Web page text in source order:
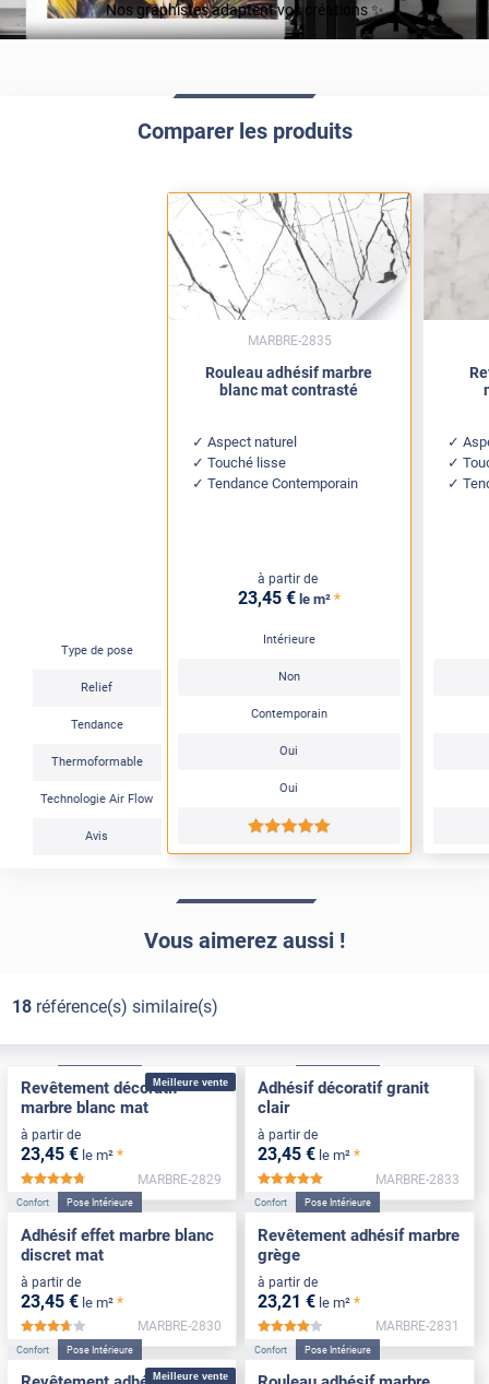
Nos graphistes adaptent vos créations ✨
Comparer les produits
Type de pose
Relief
Tendance
Thermoformable
Technologie Air Flow
Avis
Rouleau adhésif marbre
blanc mat contrasté
Aspect naturel
Touché lisse
Tendance Contemporain
à partir de
23,45 € le m² *
Intérieure
Non
Contemporain
Oui
Oui
*****
MARBRE-2835
Vous aimerez aussi !
18référence(s) similaire(s)
Meilleure vente
Revêtement décoratif
marbre blanc mat
à partir de
23,45 € le m² *
*****
MARBRE-2829
Adhésif décoratif granit
clair
à partir de
23,45 € le m² *
MARBRE-2833
Confort Pose Intérieure
Adhésif effet marbre blanc
discret mat
à partir de
23,45 € le m² *
*****
MARBRE-2830
Confort Pose Intérieure
Revêtement adhésif marbre
grège
à partir de
23,21 € le m² *
*****
MARBRE-2831
Meilleure vente
Confort Pose Intérieure Confort Pose Intérieure